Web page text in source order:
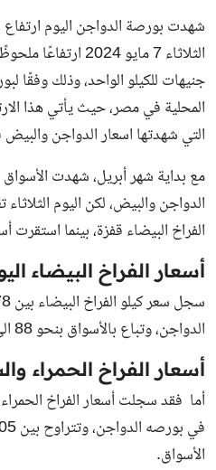
شهدت بورصة الدواجن اليوم ارتفاع
جنيهات للكيلو الواحد، وذلك وفقًا
المحلية في مصر، حيث يأتي هذا
التي شهدتها اسعار الدواجن والبيض
مع بداية شهر أبريل، شهدت
الدواجن والبيض، لكن اليوم
الفراخ البيضاء قفزة، بينما استقرت
أسعار الفراخ البيضاء
الدواجن، وتباع بالأسواق بنحو 88 الى 89 جنيهًا.
أسعار الفراخ الحمراء
الأسواق.